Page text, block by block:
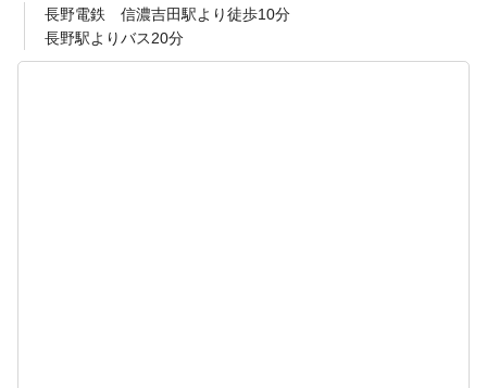
長野電鉄 信濃吉田駅より徒歩10分
長野駅よりバス20分